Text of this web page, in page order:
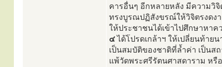
คารอื่นๆ อีกหลายหลัง มีความวิจิ
ทรงบูรณปฏิสังขรณ์ให้วิจิตรงดง
ให้ประชาชนได้เข้าไปศึกษาหา
๔ได้โปรดเกล้าฯ ให้เปลี่ยนท้าย
เป็นสมบัติของชาติที่ล้ำค่า เป็นส
แพ้วัดพระศรีรัตนศาสดาราม หรื